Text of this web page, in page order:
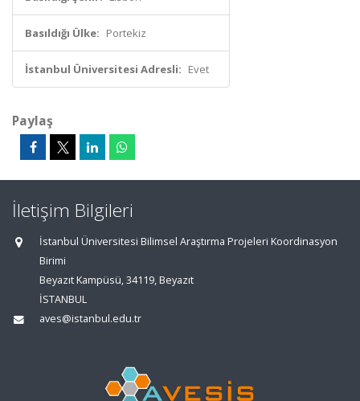
Basıldığı Ülke: Portekiz
İstanbul Üniversitesi Adresli: Evet
Paylaş
İletişim Bilgileri
İstanbul Üniversitesi Bilimsel Araştırma Projeleri Koordinasyon
Birimi
Beyazıt Kampüsü, 34119, Beyazıt
İSTANBUL
aves@istanbul.edu.tr